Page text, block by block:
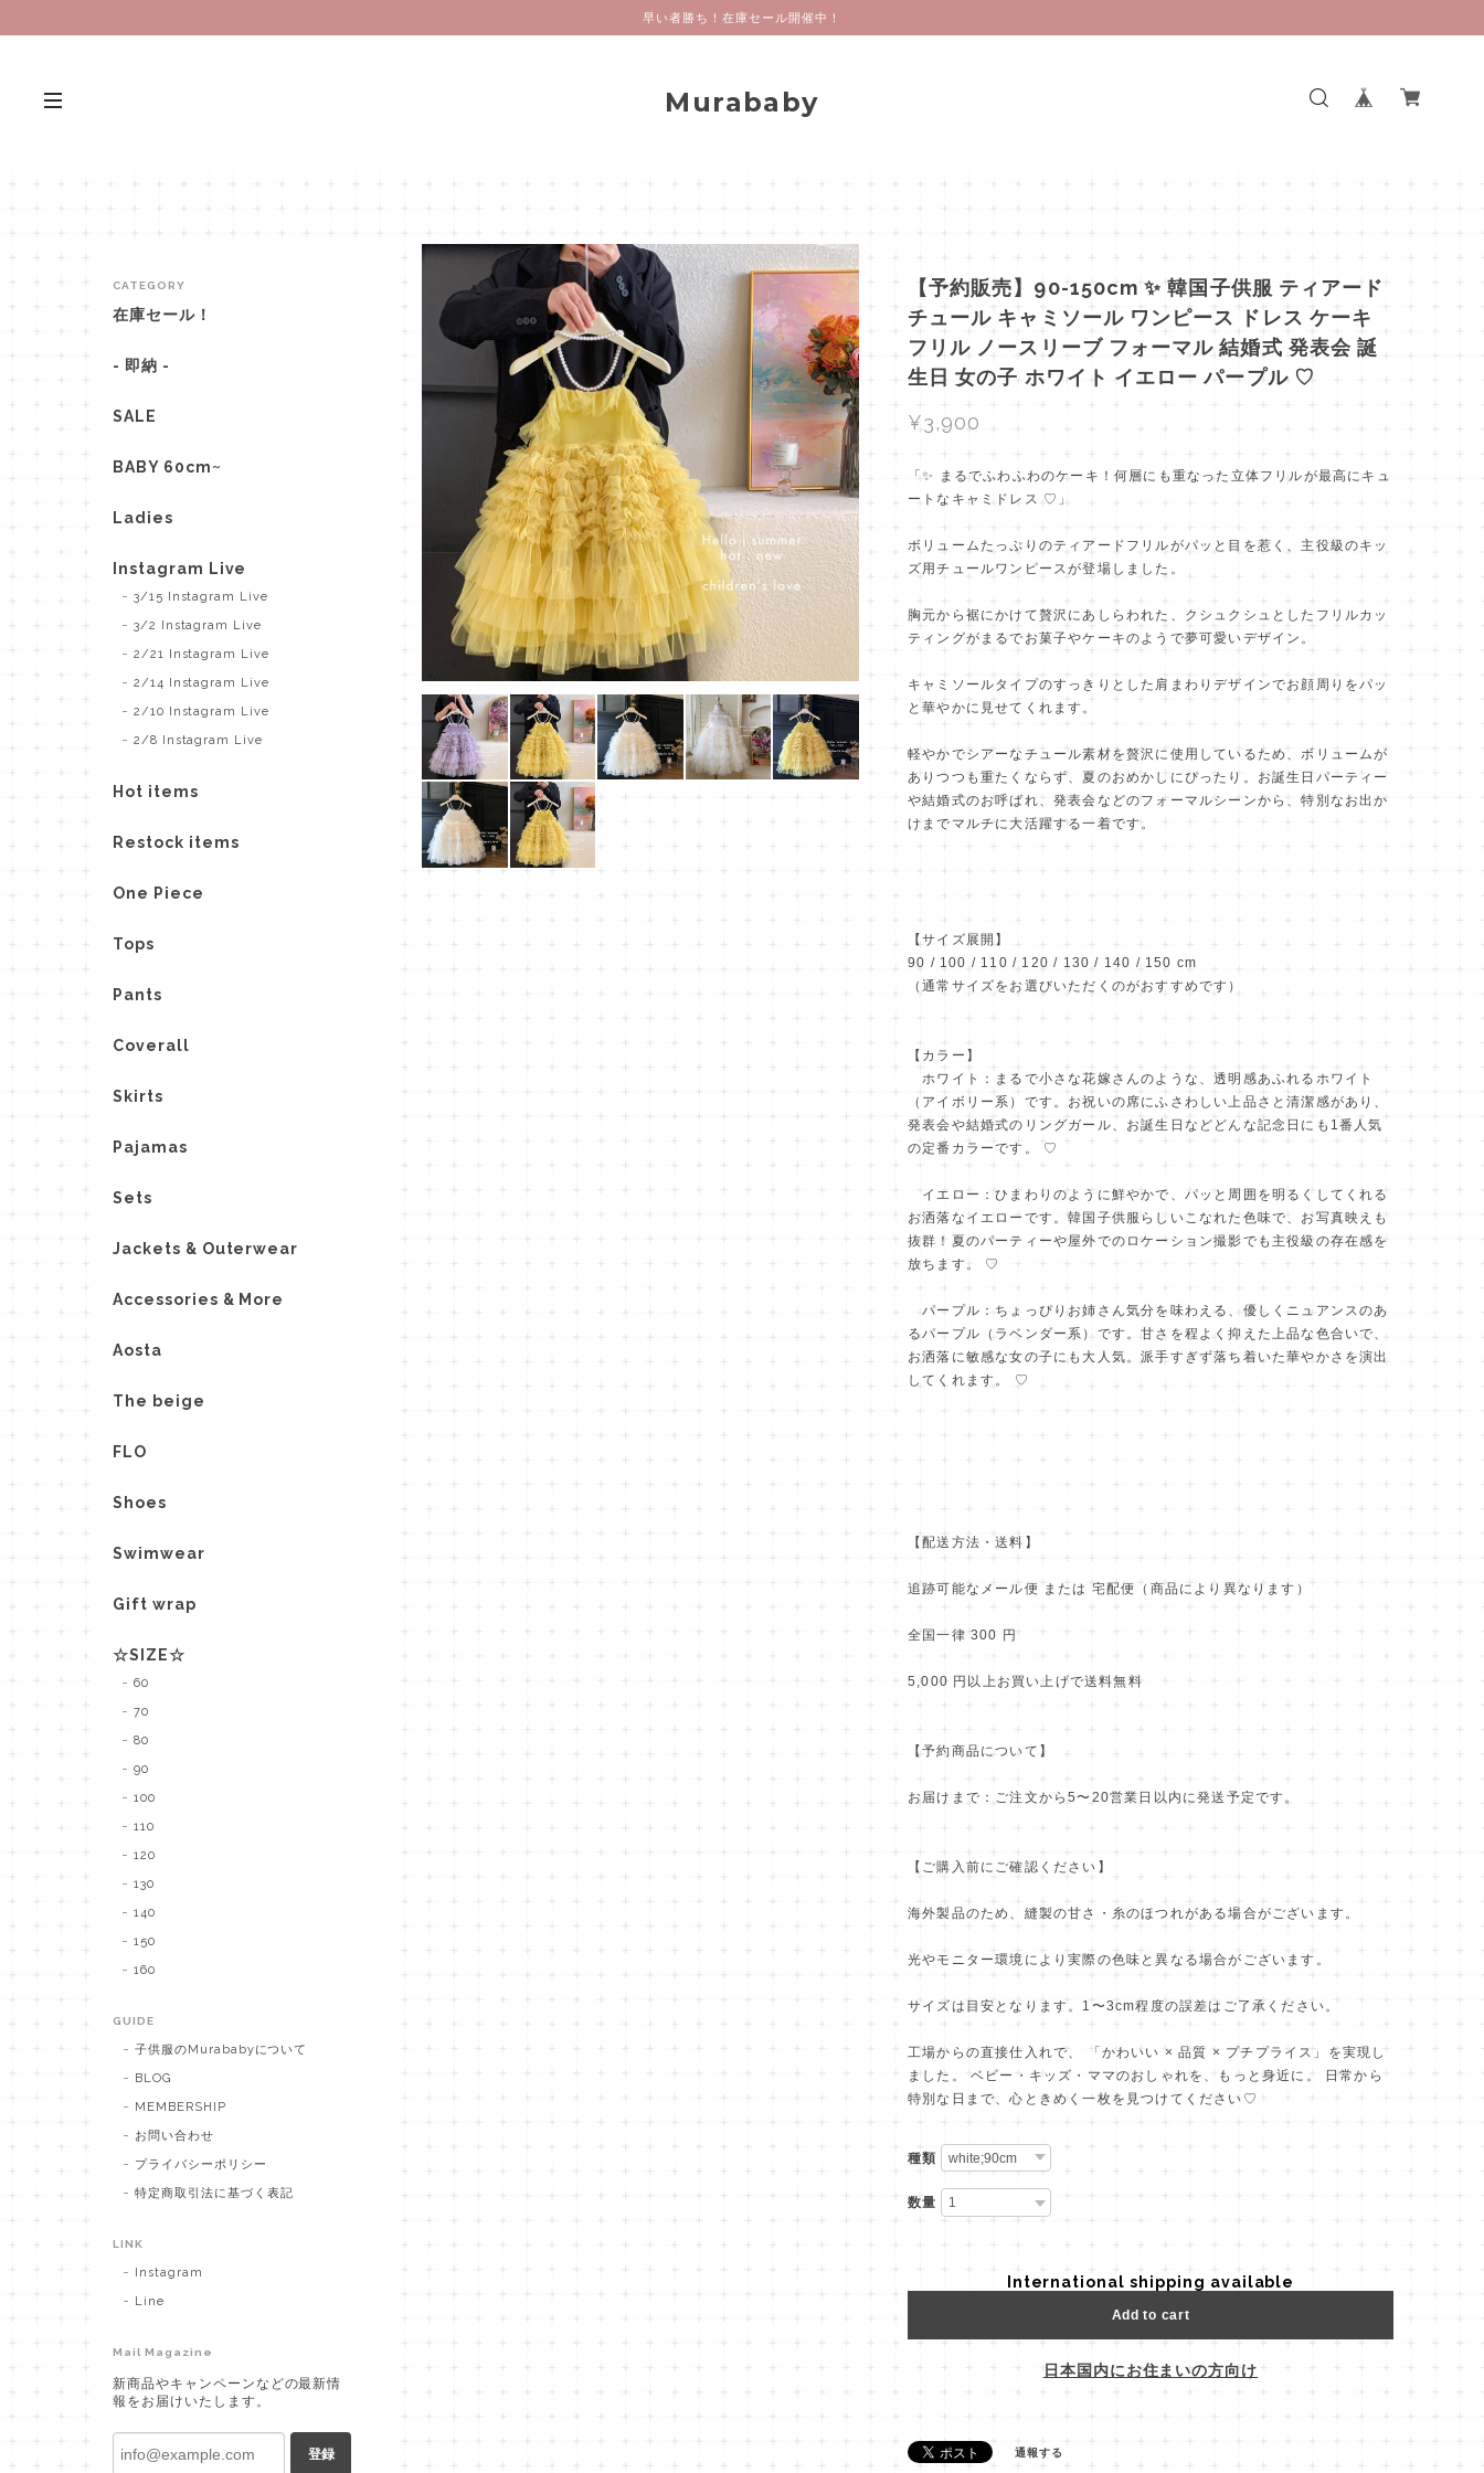
早い者勝ち！在庫セール開催中！
Murababy
【予約販売】90-150cm ✨ 韓国子供服 ティアード
チュール キャミソール ワンピース ドレス ケーキ
フリル ノースリーブ フォーマル 結婚式 発表会 誕
生日 女の子 ホワイト イエロー パープル ♡
¥3,900
「✨ まるでふわふわのケーキ！何層にも重なった立体フリルが最高にキュ
ートなキャミドレス ♡」
ボリュームたっぷりのティアードフリルがパッと目を惹く、主役級のキッ
ズ用チュールワンピースが登場しました。
胸元から裾にかけて贅沢にあしらわれた、クシュクシュとしたフリルカッ
ティングがまるでお菓子やケーキのようで夢可愛いデザイン。
キャミソールタイプのすっきりとした肩まわりデザインでお顔周りをパッ
と華やかに見せてくれます。
軽やかでシアーなチュール素材を贅沢に使用しているため、ボリュームが
ありつつも重たくならず、夏のおめかしにぴったり。お誕生日パーティー
や結婚式のお呼ばれ、発表会などのフォーマルシーンから、特別なお出か
けまでマルチに大活躍する一着です。
【サイズ展開】
90 / 100 / 110 / 120 / 130 / 140 / 150 cm
（通常サイズをお選びいただくのがおすすめです）
【カラー】
ホワイト：まるで小さな花嫁さんのような、透明感あふれるホワイト
（アイボリー系）です。お祝いの席にふさわしい上品さと清潔感があり、
発表会や結婚式のリングガール、お誕生日などどんな記念日にも1番人気
の定番カラーです。 ♡
イエロー：ひまわりのように鮮やかで、パッと周囲を明るくしてくれる
お洒落なイエローです。韓国子供服らしいこなれた色味で、お写真映えも
抜群！夏のパーティーや屋外でのロケーション撮影でも主役級の存在感を
放ちます。 ♡
パープル：ちょっぴりお姉さん気分を味わえる、優しくニュアンスのあ
るパープル（ラベンダー系）です。甘さを程よく抑えた上品な色合いで、
お洒落に敏感な女の子にも大人気。派手すぎず落ち着いた華やかさを演出
してくれます。 ♡
【配送方法・送料】
追跡可能なメール便 または 宅配便（商品により異なります）
全国一律 300 円
5,000 円以上お買い上げで送料無料
【予約商品について】
お届けまで：ご注文から5〜20営業日以内に発送予定です。
【ご購入前にご確認ください】
海外製品のため、縫製の甘さ・糸のほつれがある場合がございます。
光やモニター環境により実際の色味と異なる場合がございます。
サイズは目安となります。1〜3cm程度の誤差はご了承ください。
工場からの直接仕入れで、 「かわいい × 品質 × プチプライス」を実現し
ました。 ベビー・キッズ・ママのおしゃれを、もっと身近に。 日常から
特別な日まで、心ときめく一枚を見つけてください♡
種類
数量
International shipping available
Add to cart
日本国内にお住まいの方向け
通報する
CATEGORY
在庫セール！
- 即納 -
SALE
BABY 60cm~
Ladies
Instagram Live
3/15 Instagram Live
3/2 Instagram Live
2/21 Instagram Live
2/14 Instagram Live
2/10 Instagram Live
2/8 Instagram Live
Hot items
Restock items
One Piece
Tops
Pants
Coverall
Skirts
Pajamas
Sets
Jackets & Outerwear
Accessories & More
Aosta
The beige
FLO
Shoes
Swimwear
Gift wrap
☆SIZE☆
60
70
80
90
100
110
120
130
140
150
160
GUIDE
子供服のMurababyについて
BLOG
MEMBERSHIP
お問い合わせ
プライバシーポリシー
特定商取引法に基づく表記
LINK
Instagram
Line
Mail Magazine
新商品やキャンペーンなどの最新情
報をお届けいたします。
登録